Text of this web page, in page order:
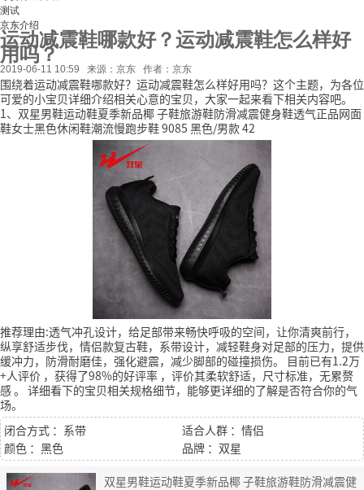
测试
京东介绍
运动减震鞋哪款好？运动减震鞋怎么样好
用吗？
2019-06-11 10:59 来源：京东 作者：京东
围绕着运动减震鞋哪款好？运动减震鞋怎么样好用吗？这个主题，为各位
可爱的小宝贝详细介绍相关心意的宝贝，大家一起来看下相关内容吧。
1、双星男鞋运动鞋夏季新品椰 子鞋旅游鞋防滑减震健身鞋透气正品网面
鞋女士黑色休闲鞋潮流慢跑步鞋 9085 黑色/男款 42
推荐理由:透气冲孔设计，给足部带来畅快呼吸的空间，让你清爽前行，
纵享舒适步伐，情侣款复古鞋，系带设计，减轻鞋身对足部的压力，提供
缓冲力，防滑耐磨佳，强化避震，减少脚部的碰撞损伤。
目前已有1.2万
+人评价 ，获得了98%的好评率 ，评价其柔软舒适，尺寸标准，无累赘
感。 详细看下的宝贝相关规格细节，能够更详细的了解是否符合你的气
场。
闭合方式 ：系带
适合人群 ：情侣
颜色 ：黑色
品牌 ：双星
双星男鞋运动鞋夏季新品椰 子鞋旅游鞋防滑减震健